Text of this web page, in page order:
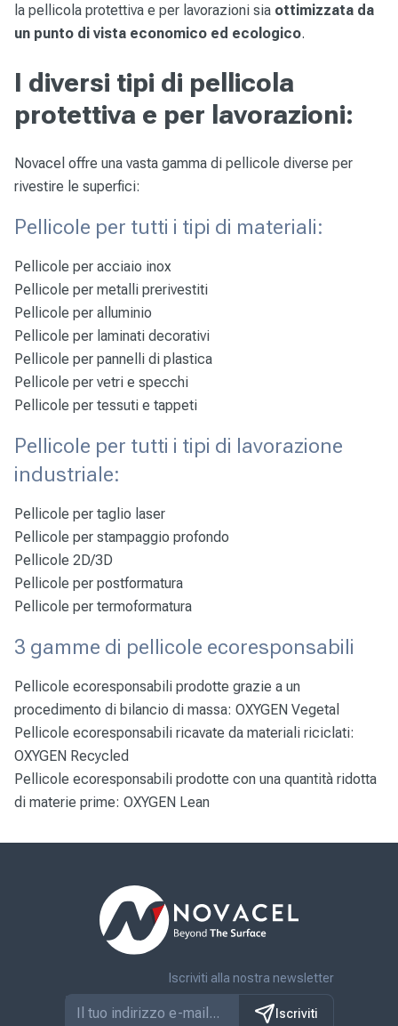
la pellicola protettiva e per lavorazioni sia ottimizzata da
un punto di vista economico ed ecologico.
I diversi tipi di pellicola
protettiva e per lavorazioni:
Novacel offre una vasta gamma di pellicole diverse per
rivestire le superfici:
Pellicole per tutti i tipi di materiali:
Pellicole per acciaio inox
Pellicole per metalli prerivestiti
Pellicole per alluminio
Pellicole per laminati decorativi
Pellicole per pannelli di plastica
Pellicole per vetri e specchi
Pellicole per tessuti e tappeti
Pellicole per tutti i tipi di lavorazione
industriale:
Pellicole per taglio laser
Pellicole per stampaggio profondo
Pellicole 2D/3D
Pellicole per postformatura
Pellicole per termoformatura
3 gamme di pellicole ecoresponsabili
Pellicole ecoresponsabili prodotte grazie a un
procedimento di bilancio di massa: OXYGEN Vegetal
Pellicole ecoresponsabili ricavate da materiali riciclati:
OXYGEN Recycled
Pellicole ecoresponsabili prodotte con una quantità ridotta
di materie prime: OXYGEN Lean
Iscriviti alla nostra newsletter
Iscriviti